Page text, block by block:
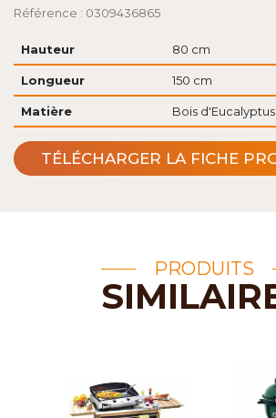
Référence : 0309436865
Hauteur 80 cm
Longueur 150 cm
Matière Bois d'Eucalyptus
TÉLÉCHARGER LA FICHE
PRODUITS